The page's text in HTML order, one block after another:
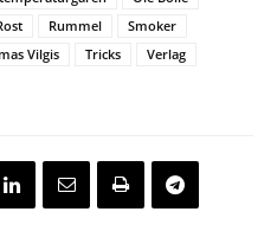
Rummel
Smoker
Vilgis Tricks
Verlag